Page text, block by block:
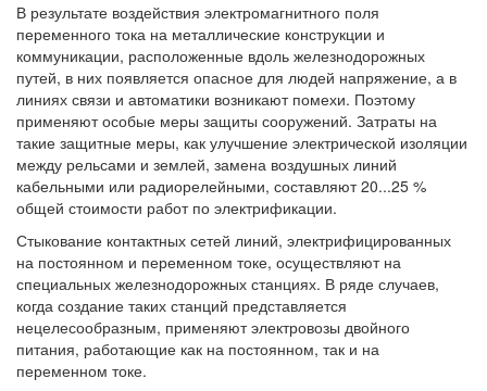
В результате воздействия электромагнитного поля
переменного тока на металлические конструкции и
коммуникации, расположенные вдоль железнодорожных
путей, в них появляется опасное для людей напряжение, а в
линиях связи и автоматики возникают помехи. Поэтому
применяют особые меры защиты сооружений. Затраты на
такие защитные меры, как улучшение электрической изоляции
между рельсами и землей, замена воздушных линий
кабельными или радиорелейными, составляют 20...25 %
общей стоимости работ по электрификации.
Стыкование контактных сетей линий, электрифицированных
на постоянном и переменном токе, осуществляют на
специальных железнодорожных станциях. В ряде случаев,
когда создание таких станций представляется
нецелесообразным, применяют электровозы двойного
питания, работающие как на постоянном, так и на
переменном токе.